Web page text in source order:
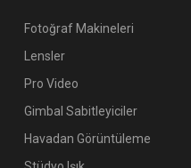
Fotoğraf Makineleri
Lensler
Pro Video
Gimbal Sabitleyiciler
Havadan Görüntüleme